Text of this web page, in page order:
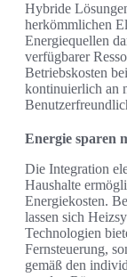
Hybride
herkömmlichen
Energiequellen
verfügbarer
Betriebskosten
kontinuierlich an
Energie sparen
Die Integration
Haushalte
Energiekosten.
lassen sich
Technologien
Fernsteuerung,
gemäß den